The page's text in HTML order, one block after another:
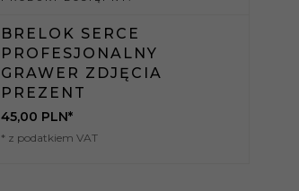
BRELOK SERCE
PROFESJONALNY
GRAWER ZDJĘCIA
PREZENT
45,00 PLN*
* z podatkiem VAT